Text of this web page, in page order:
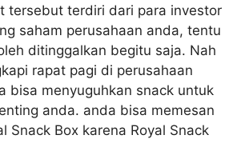
tersebut terdiri dari para investor
saham perusahaan anda, tentu
ditinggalkan begitu saja. Nah
rapat pagi di perusahaan
bisa menyuguhkan snack untuk
anda. anda bisa memesan
Snack Box karena Royal Snack